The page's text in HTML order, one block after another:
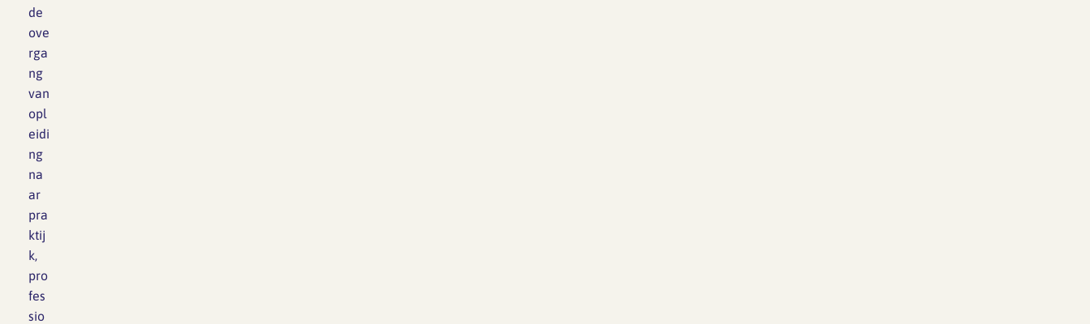
de
ove
rga
ng
van
opl
eidi
ng
na
ar
pra
ktij
k,
pro
fes
sio